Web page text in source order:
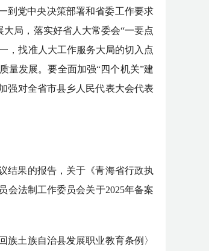
到党中央决策部署和省委工作要求
局，落实好省人大常委会“一要点
，找准人大工作服务大局的切入点
量发展。要全面加强“四个机关”建
强对全省市县乡人民代表大会代表
结果的报告，关于《青海省行政执
会法制工作委员会关于2025年备案
土族自治县发展职业教育条例〉